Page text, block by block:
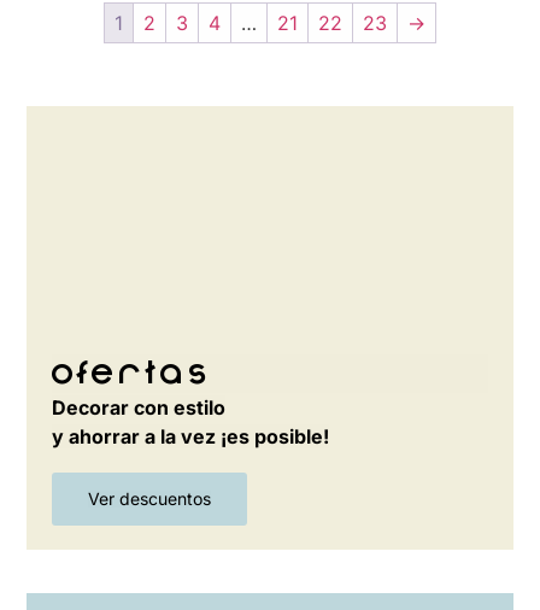
1 2 3 4 … 21 22 23 →
Ofertas
Decorar con estilo
y ahorrar a la vez ¡es posible!
Ver descuentos